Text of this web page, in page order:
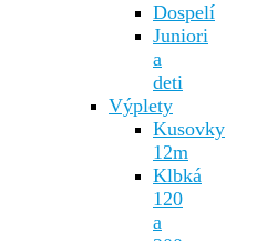
Dospelí
Juniori
a
deti
Výplety
Kusovky
12m
Klbká
120
a